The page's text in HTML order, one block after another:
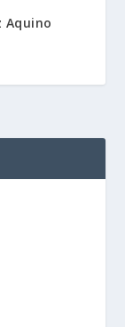
Aquino